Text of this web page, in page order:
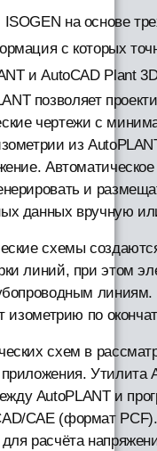
на основе
с которых
и AutoCAD Plant
позволяет
чертежи с
из
и
данных вручную
схемы
линий, при этом
по
схем в
Утилита
AutoPLANT и
CAE (формат
расчёта